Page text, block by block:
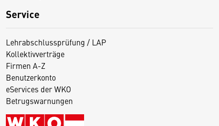
Service
Lehrabschlussprüfung / LAP
Kollektivverträge
Firmen A-Z
Benutzerkonto
eServices der WKO
Betrugswarnungen